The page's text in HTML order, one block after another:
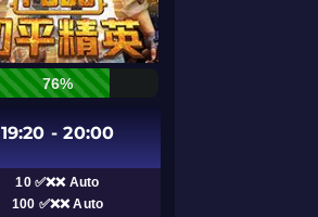
76%
19:20 - 20:00
10 ✅❌❌ Auto
100 ✅❌❌ Auto